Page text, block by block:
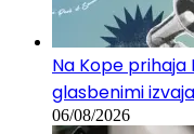
Na Kope prihaja
glasbenimi
06/08/2026